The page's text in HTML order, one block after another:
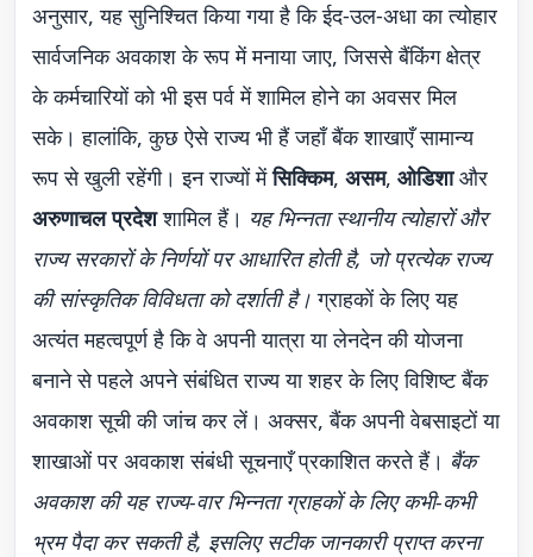
अनुसार, यह सुनिश्चित किया गया है कि ईद-उल-अधा का त्योहार
सार्वजनिक अवकाश के रूप में मनाया जाए, जिससे बैंकिंग क्षेत्र
के कर्मचारियों को भी इस पर्व में शामिल होने का अवसर मिल
सके। हालांकि, कुछ ऐसे राज्य भी हैं जहाँ बैंक शाखाएँ सामान्य
रूप से खुली रहेंगी। इन राज्यों मेंसिक्किम, असम, ओडिशाऔर
अरुणाचल प्रदेशशामिल हैं। यह भिन्नता स्थानीय त्योहारों और
राज्य सरकारों के निर्णयों पर आधारित होती है, जो प्रत्येक राज्य
की सांस्कृतिक विविधता को दर्शाती है। ग्राहकों के लिए यह
अत्यंत महत्वपूर्ण है कि वे अपनी यात्रा या लेनदेन की योजना
बनाने से पहले अपने संबंधित राज्य या शहर के लिए विशिष्ट बैंक
अवकाश सूची की जांच कर लें। अक्सर, बैंक अपनी वेबसाइटों या
शाखाओं पर अवकाश संबंधी सूचनाएँ प्रकाशित करते हैं। बैंक
अवकाश की यह राज्य-वार भिन्नता ग्राहकों के लिए कभी-कभी
भ्रम पैदा कर सकती है, इसलिए सटीक जानकारी प्राप्त करना